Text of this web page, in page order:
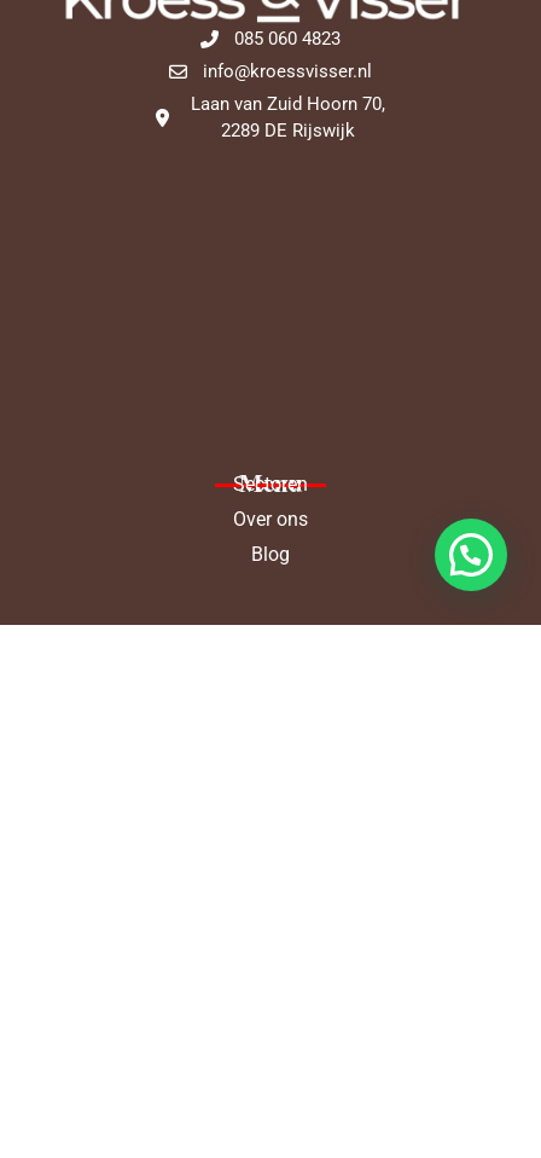
085 060 4823
info@kroessvisser.nl
Laan van Zuid Hoorn 70,
2289 DE Rijswijk
Menu
Sectoren
Over ons
Blog